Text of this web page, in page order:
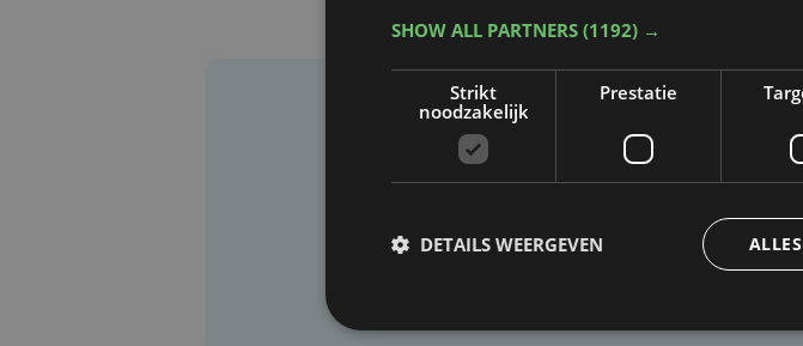
Taalfout
Heb je een taal- of
Laat het
SHOW ALL PARTNERS (1192) →
Strikt
noodzakelijk
Prestatie
DETAILS WEERGEVEN